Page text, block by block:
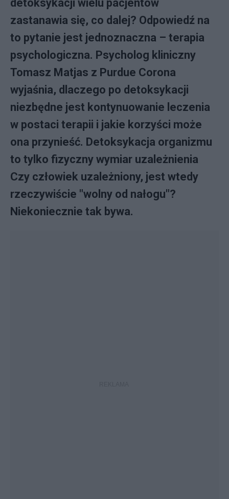
detoksykacji wielu pacjentów
zastanawia się, co dalej? Odpowiedź na
to pytanie jest jednoznaczna – terapia
psychologiczna. Psycholog kliniczny
Tomasz Matjas z Purdue Corona
wyjaśnia, dlaczego po detoksykacji
niezbędne jest kontynuowanie leczenia
w postaci terapii i jakie korzyści może
ona przynieść. Detoksykacja organizmu
to tylko fizyczny wymiar uzależnienia
Czy człowiek uzależniony, jest wtedy
rzeczywiście "wolny od nałogu"?
Niekoniecznie tak bywa.